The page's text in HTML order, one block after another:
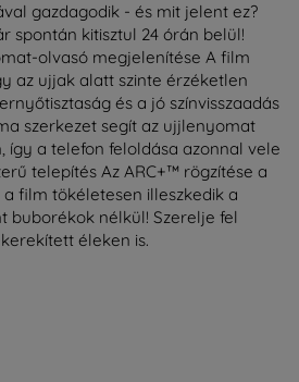
gazdagodik - és mit jelent ez?
spontán kitisztul 24 órán belül!
olvasó megjelenítése A film
az ujjak alatt szinte érzéketlen
és a jó színvisszaadás
szerkezet segít az ujjlenyomat
így a telefon feloldása azonnal vele
telepítés Az ARC+™ rögzítése a
film tökéletesen illeszkedik a
buborékok nélkül! Szerelje fel
éleken is.